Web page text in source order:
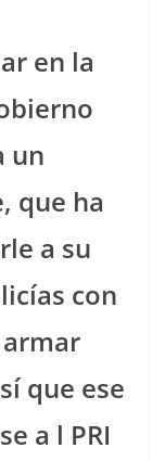
en la
un
que ha
a su
con
que ese
a l PRI